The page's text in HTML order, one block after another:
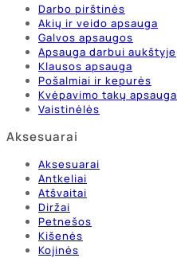
Darbo pirštinės
Akių ir veido apsauga
Galvos apsaugos
Apsauga darbui aukštyje
Klausos apsauga
Pošalmiai ir kepurės
Kvėpavimo takų apsauga
Vaistinėlės
Aksesuarai
Aksesuarai
Antkeliai
Atšvaitai
Diržai
Petnešos
Kišenės
Kojinės